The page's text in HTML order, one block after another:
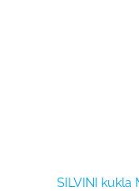
SILVINI kukla